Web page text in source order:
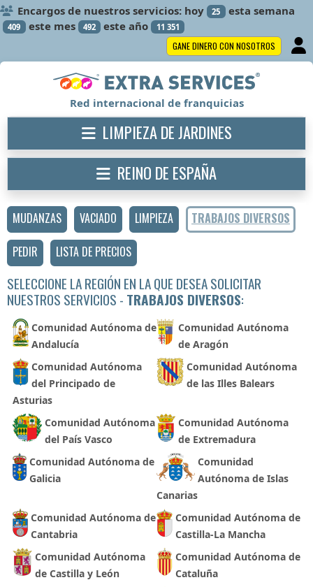
Encargos de nuestros servicios: hoy 25 esta semana
409 este mes 492 este año 11 351
GANE DINERO CON NOSOTROS
MUDANZAS VACIADO LIMPIEZA
TRABAJOS DIVERSOS
PEDIR
LISTA DE PRECIOS
SELECCIONE LA REGIÓN EN LA QUE DESEA SOLICITAR
NUESTROS SERVICIOS - TRABAJOS DIVERSOS:
Comunidad Autónoma de
Andalucía
Comunidad Autónoma
de Aragón
Comunidad Autónoma
del Principado de
Asturias
Comunidad Autónoma
de las Illes Balears
Comunidad Autónoma
del País Vasco
Comunidad Autónoma
de Extremadura
Comunidad Autónoma de
Galicia
Comunidad
Autónoma de Islas
Canarias
Comunidad Autónoma de
Cantabria
Comunidad Autónoma de
Castilla-La Mancha
Comunidad Autónoma
de Castilla y León
Comunidad Autónoma de
Cataluña
Red internacional de franquicias
LIMPIEZA DE JARDINES
REINO DE ESPAÑA